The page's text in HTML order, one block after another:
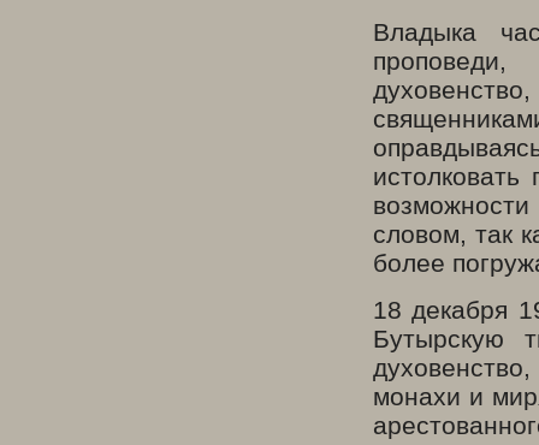
Владыка
возможности
словом, так
более
18 декабря
Бутырскую
монахи и